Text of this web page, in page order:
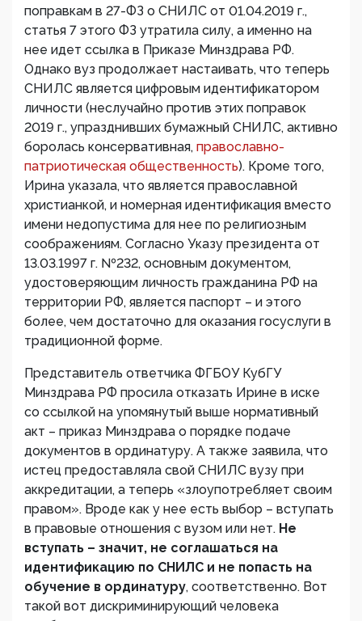
поправкам в 27-ФЗ о СНИЛС от 01.04.2019 г.,
статья 7 этого ФЗ утратила силу, а именно на
нее идет ссылка в Приказе Минздрава РФ.
Однако вуз продолжает настаивать, что теперь
СНИЛС является цифровым идентификатором
личности (неслучайно против этих поправок
2019 г., упразднивших бумажный СНИЛС, активно
боролась консервативная, православно-
патриотическая общественность). Кроме того,
Ирина указала, что является православной
христианкой, и номерная идентификация вместо
имени недопустима для нее по религиозным
соображениям. Согласно Указу президента от
13.03.1997 г. №232, основным документом,
удостоверяющим личность гражданина РФ на
территории РФ, является паспорт – и этого
более, чем достаточно для оказания госуслуги в
традиционной форме.
Представитель ответчика ФГБОУ КубГУ
Минздрава РФ просила отказать Ирине в иске
со ссылкой на упомянутый выше нормативный
акт – приказ Минздрава о порядке подаче
документов в ординатуру. А также заявила, что
истец предоставляла свой СНИЛС вузу при
аккредитации, а теперь «злоупотребляет своим
правом». Вроде как у нее есть выбор – вступать
в правовые отношения с вузом или нет. Не
вступать – значит, не соглашаться на
идентификацию по СНИЛС и не попасть на
обучение в ординатуру, соответственно. Вот
такой вот дискриминирующий человека